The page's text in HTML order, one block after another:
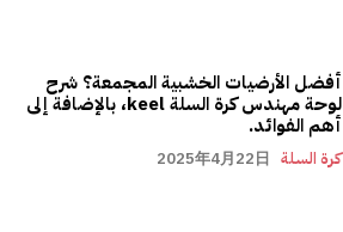
أفضل الأرضيات الخشبية المجمعة؟ شرح
لوحة مهندس كرة السلة keel، بالإضافة إلى
أهم الفوائد.
كرة السلة 2025年4月22日